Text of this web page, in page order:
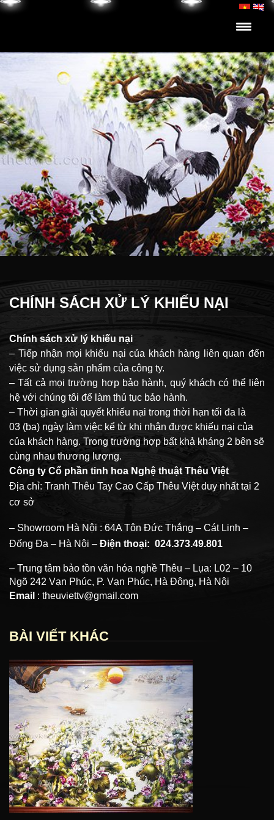
Skip to content
CHÍNH SÁCH XỬ LÝ KHIẾU NẠI
Chính sách xử lý khiếu nại
– Tiếp nhận mọi khiếu nại của khách hàng liên quan đến
việc sử dụng sản phẩm của công ty.
– Tất cả mọi trường hơp bảo hành, quý khách có thể liên
hệ với chúng tôi để làm thủ tục bảo hành.
– Thời gian giải quyết khiếu nại trong thời hạn tối đa là
03 (ba) ngày làm việc kể từ khi nhận được khiếu nại của
của khách hàng. Trong trường hợp bất khả kháng 2 bên sẽ
cùng nhau thương lượng.
Công ty Cổ phần tinh hoa Nghệ thuật Thêu Việt
Địa chỉ: Tranh Thêu Tay Cao Cấp Thêu Việt duy nhất tại 2
cơ sở
– Showroom Hà Nội : 64A Tôn Đức Thắng – Cát Linh –
Đống Đa – Hà Nội – Điện thoại: 024.373.49.801
– Trung tâm bảo tồn văn hóa nghề Thêu – Lụa: L02 – 10
Ngõ 242 Vạn Phúc, P. Vạn Phúc, Hà Đông, Hà Nội
Email : theuviettv@gmail.com
BÀI VIẾT KHÁC